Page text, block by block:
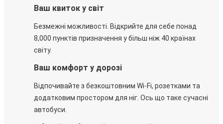
Ваш квиток у світ
Безмежні можливості. Відкрийте для себе понад
8,000 пунктів призначення у більш ніж 40 країнах
світу.
Ваш комфорт у дорозі
Відпочивайте з безкоштовним Wi-Fi, розетками та
додатковим простором для ніг. Ось що таке сучасні
автобуси.